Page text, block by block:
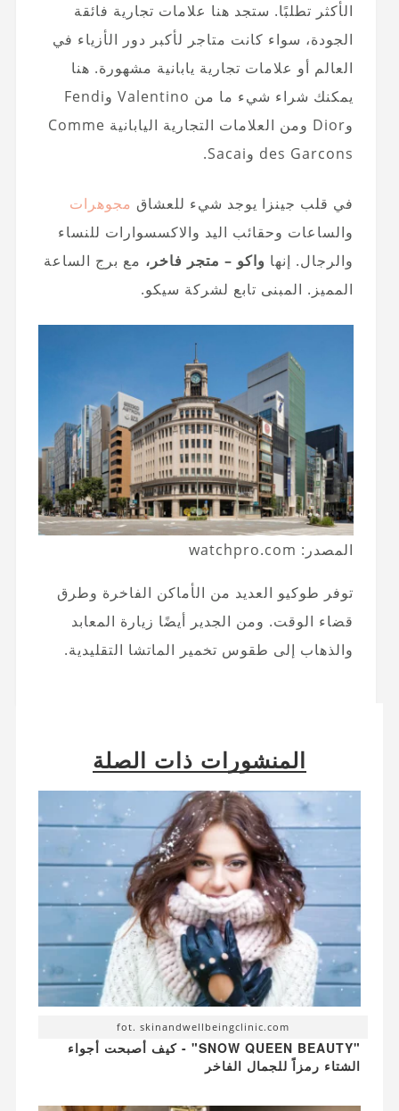
الأكثر تطلبًا. ستجد هنا علامات تجارية فائقة
الجودة، سواء كانت متاجر لأكبر دور الأزياء في
العالم أو علامات تجارية يابانية مشهورة. هنا
يمكنك شراء شيء ما من Valentino وFendi
وDior ومن العلامات التجارية اليابانية Comme
des Garcons وSacai.
في قلب جينزا يوجد شيء للعشاق مجوهرات
والساعات وحقائب اليد والاكسسوارات للنساء
والرجال. إنها واكو – متجر فاخر، مع برج الساعة
المميز. المبنى تابع لشركة سيكو.
المصدر: watchpro.com
توفر طوكيو العديد من الأماكن الفاخرة وطرق
قضاء الوقت. ومن الجدير أيضًا زيارة المعابد
والذهاب إلى طقوس تخمير الماتشا التقليدية.
المنشورات ذات الصلة
fot. skinandwellbeingclinic.com
"SNOW QUEEN BEAUTY" - كيف أصبحت أجواء
الشتاء رمزاً للجمال الفاخر